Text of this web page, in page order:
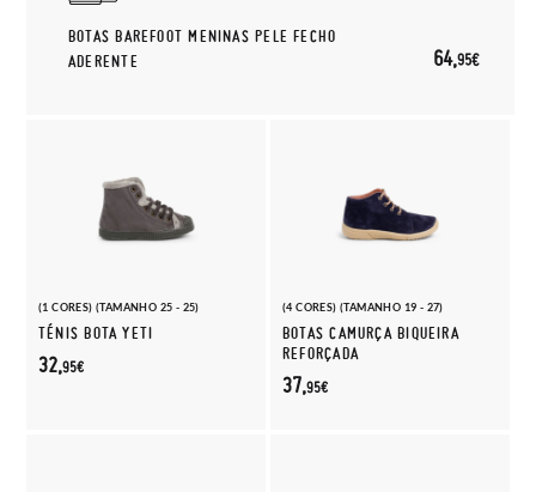
BOTAS BAREFOOT MENINAS PELE FECHO
ADERENTE
64,95€
(1 CORES) (TAMANHO 25 - 25)
TÉNIS BOTA YETI
32,95€
(4 CORES) (TAMANHO 19 - 27)
BOTAS CAMURÇA BIQUEIRA
REFORÇADA
37,95€